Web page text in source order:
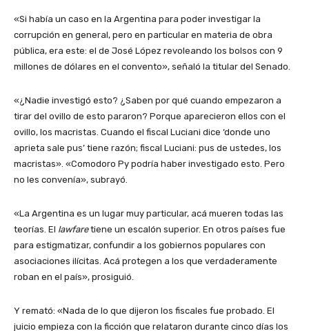
«Si había un caso en la Argentina para poder investigar la
corrupción en general, pero en particular en materia de obra
pública, era este: el de José López revoleando los bolsos con 9
millones de dólares en el convento», señaló la titular del Senado.
«¿Nadie investigó esto? ¿Saben por qué cuando empezaron a
tirar del ovillo de esto pararon? Porque aparecieron ellos con el
ovillo, los macristas. Cuando el fiscal Luciani dice ‘donde uno
aprieta sale pus’ tiene razón; fiscal Luciani: pus de ustedes, los
macristas». «Comodoro Py podría haber investigado esto. Pero
no les convenía», subrayó.
«La Argentina es un lugar muy particular, acá mueren todas las
teorías. El lawfaretiene un escalón superior. En otros países fue
para estigmatizar, confundir a los gobiernos populares con
asociaciones ilícitas. Acá protegen a los que verdaderamente
roban en el país», prosiguió.
Y remató: «Nada de lo que dijeron los fiscales fue probado. El
juicio empieza con la ficción que relataron durante cinco días los